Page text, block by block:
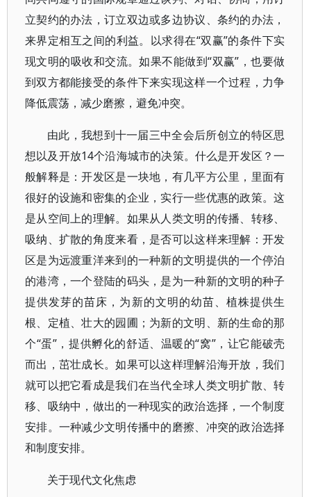
立契约的办法，订立双边或多边协议、条约的办法，
来界定相互之间的利益。以求得在“双赢”的条件下实
现文明的吸收和交流。如果不能做到“双赢”，也要做
到双方都能接受的条件下来实现这样一个过程，力争
降低震荡，减少磨擦，避免冲突。
由此，我想到十一届三中全会后所创立的特区思
想以及开放14个沿海城市的决策。什么是开发区？一
般解释是：开发区是一块地，有几平方公里，里面有
很好的设施和密集的企业，实行一些优惠的政策。这
是从空间上的理解。如果从人类文明的传播、转移、
吸纳、扩散的角度来看，是否可以这样来理解：开发
区是为远渡重洋来到的一种新的文明提供的一个停泊
的港湾，一个登陆的码头，是为一种新的文明的种子
提供发芽的苗床，为新的文明的幼苗、植株提供生
根、定植、壮大的园圃；为新的文明、新的生命的那
个“蛋”，提供孵化的舒适、温暖的“窝”，让它能破壳
而出，茁壮成长。如果可以这样理解沿海开放，我们
就可以把它看成是我们在当代全球人类文明扩散、转
移、吸纳中，做出的一种现实的政治选择，一个制度
安排。一种减少文明传播中的磨擦、冲突的政治选择
和制度安排。
关于现代文化焦虑